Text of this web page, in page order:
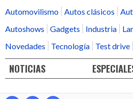
Automovilismo Autos clásicos
Autoshows
Gadgets Industria
Novedades
Tecnología Test drive
NOTICIAS